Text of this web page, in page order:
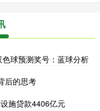
球预测奖号：蓝球分析
后的思考
施贷款4406亿元